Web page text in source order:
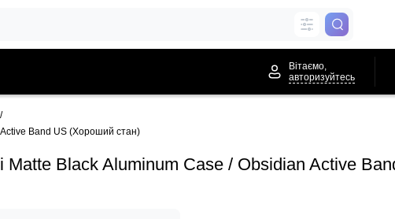
Вітаємо,
авторизуйтесь
Band US (Хороший стан)
Black Aluminum Case / Obsidian Active